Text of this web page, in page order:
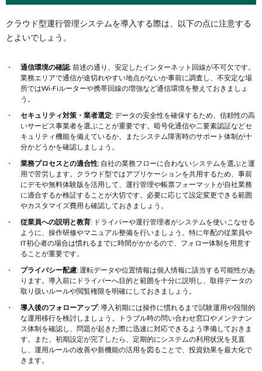
クラウド型運行管理システムを導入する際は、以下の点に注意する
とよいでしょう。
通信環境の確認: 前述の通り、安定したインターネット回線が不可欠です。
業務エリアで通信が途切れやすい地点がないか事前に調査し、不安定な場
所ではWi-Fiルーターや携帯回線の増強など通信環境を整えておきましょ
う。
セキュリティ対策・業者選定: データの安全性を確保するため、信頼性の高
いサービス事業者を選ぶことが重要です。暗号化通信や二要素認証などセ
キュリティ機能を備えているか、またシステム障害時のサポート体制が十
分かどうかを確認しましょう。
業務プロセスとの適合性: 自社の業務フローに合わないシステムを選ぶと運
用で苦労します。クラウド型ではアプリケーションを共用するため、事前
にデモや無料体験版を活用して、運行管理や帳票フォーマットが自社業務
に適合するか検証することが大切です​​。必要に応じて設定変更できる範囲
やカスタマイズ費用も確認しておきましょう。
従業員への説明と教育: ドライバーや運行管理者がシステムを使いこなせる
ように、操作研修やマニュアル整備を行いましょう。特に年配の従業員や
IT初心者の場合は慣れるまでに時間がかかるので、フォロー体制を用意す
ることが重要です​。
プライバシー配慮: 運転データや位置情報は個人情報に該当する可能性があ
ります。導入前にドライバーへ目的と範囲を十分に説明し、取得データの
取り扱いルールや閲覧権限を明確にしておきましょう。
導入後のフォローアップ: 導入初期には操作に慣れるまで試験運用や段階的
な運用移行を検討しましょう。トラブル時の問い合わせ窓口やメンテナン
ス体制を確認し、問題が起きた際に迅速に対応できるよう準備しておきま
す。また、初期設定が完了したら、定期的にシステムの利用状況を見直
し、運用ルールの改善や新機能の活用を図ることで、投資効果を最大化で
きます。